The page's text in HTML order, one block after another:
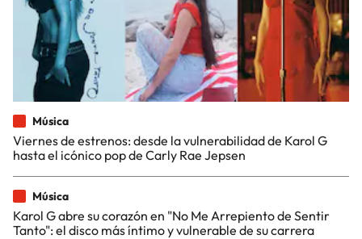
Música
Viernes de estrenos: desde la vulnerabilidad de Karol G
hasta el icónico pop de Carly Rae Jepsen
Música
Karol G abre su corazón en "No Me Arrepiento de Sentir
Tanto": el disco más íntimo y vulnerable de su carrera